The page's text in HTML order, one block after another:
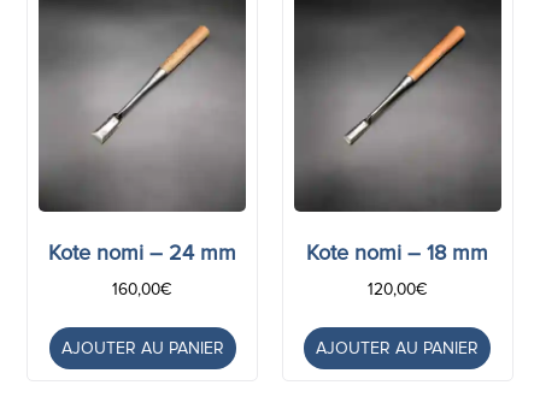
Kote nomi – 24 mm
160,00€
AJOUTER AU PANIER
Kote nomi – 18 mm
120,00€
AJOUTER AU PANIER